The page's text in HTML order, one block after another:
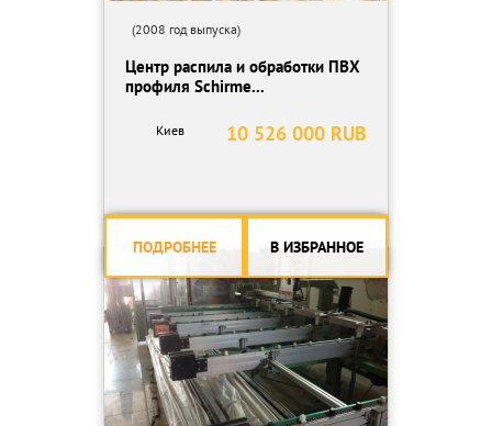
(2008 год выпуска)
Центр распила и обработки ПВХ
профиля Schirme...
10 526 000 RUB
Киев
ПОДРОБНЕЕ В ИЗБРАННОЕ